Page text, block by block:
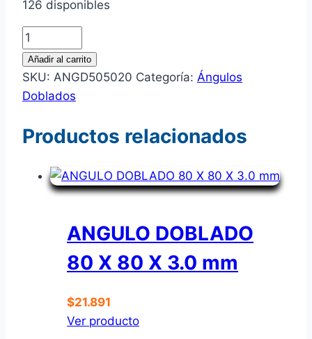
126 disponibles
ANGULO
DOBLADO
50
X
X
2.0
cantidad
Añadir al carrito
SKU: ANGD505020 Categoría: Ángulos
Doblados
Productos relacionados
ANGULO DOBLADO
80 X 80 X 3.0 mm
$21.891
Ver producto